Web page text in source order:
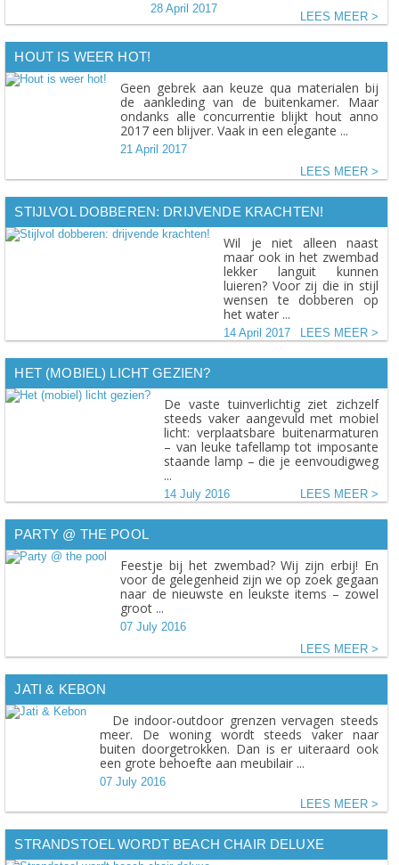
28 April 2017
LEES MEER
HOUT IS WEER HOT!
Geen gebrek aan keuze qua materialen bij
de aankleding van de buitenkamer. Maar
ondanks alle concurrentie blijkt hout anno
2017 een blijver. Vaak in een elegante ...
21 April 2017
LEES MEER
STIJLVOL DOBBEREN: DRIJVENDE KRACHTEN!
Wil je niet alleen naast
maar ook in het zwembad
lekker languit kunnen
luieren? Voor zij die in stijl
wensen te dobberen op
het water ...
14 April 2017 LEES MEER
HET (MOBIEL) LICHT GEZIEN?
De vaste tuinverlichtig ziet zichzelf
steeds vaker aangevuld met mobiel
licht: verplaatsbare buitenarmaturen
– van leuke tafellamp tot imposante
staande lamp – die je eenvoudigweg
...
14 July 2016 LEES MEER
PARTY @ THE POOL
Feestje bij het zwembad? Wij zijn erbij! En
voor de gelegenheid zijn we op zoek gegaan
naar de nieuwste en leukste items – zowel
groot ...
07 July 2016
LEES MEER
JATI & KEBON
De indoor-outdoor grenzen vervagen steeds
meer. De woning wordt steeds vaker naar
buiten doorgetrokken. Dan is er uiteraard ook
een grote behoefte aan meubilair ...
07 July 2016
LEES MEER
STRANDSTOEL WORDT BEACH CHAIR DELUXE